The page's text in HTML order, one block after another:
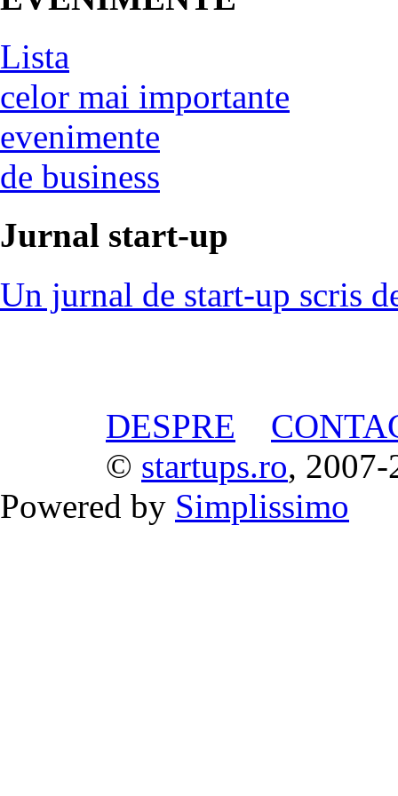
Lista
celor mai importante
evenimente
de business
Jurnal start-up
Un jurnal de start-up scris
DESPRE
© startups.ro, 2007-
Powered by Simplissimo